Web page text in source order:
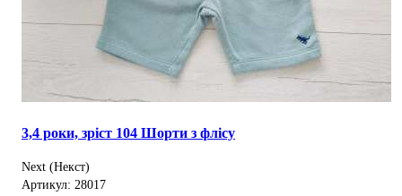
3,4 роки, зріст 104 Шорти з флісу
Next (Некст)
Артикул: 28017